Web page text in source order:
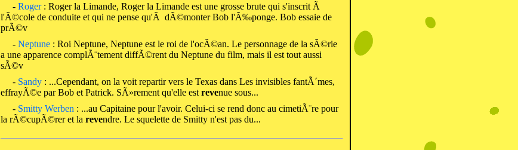
- Roger: Roger la Limande, Roger la Limande est une grosse brute qui s'inscrit Ã
l'Ã©cole de conduite et qui ne pense qu'Ã dÃ©monter Bob l'Ã‰ponge. Bob essaie de
prÃ©v
- Neptune: Roi Neptune, Neptune est le roi de l'ocÃ©an. Le personnage de la sÃ©rie
a une apparence complÃ¨tement diffÃ©rent du Neptune du film, mais il est tout aussi
sÃ©v
- Sandy: ...Cependant, on la voit repartir vers le Texas dans Les invisibles fantÃ´mes,
effrayÃ©e par Bob et Patrick. SÃ»rement qu'elle est revenue sous...
- Smitty Werben : ...au Capitaine pour l'avoir. Celui-ci se rend donc au cimetiÃ¨re pour
la rÃ©cupÃ©rer et la revendre. Le squelette de Smitty n'est pas du...